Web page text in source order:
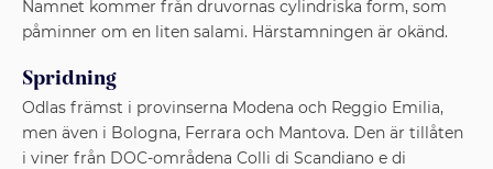
Namnet kommer från druvornas cylindriska form, som
påminner om en liten salami. Härstamningen är okänd.
Spridning
Odlas främst i provinserna Modena och Reggio Emilia,
men även i Bologna, Ferrara och Mantova. Den är tillåten
i viner från DOC-områdena Colli di Scandiano e di